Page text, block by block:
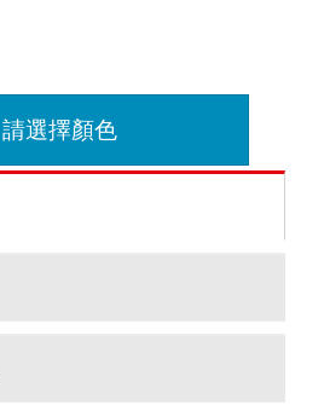
請選擇顏色